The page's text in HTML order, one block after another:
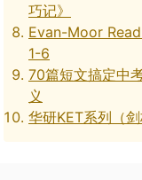
巧记》
Evan-Moor
1-6
70篇短文搞定中
义
华研KET系列（剑